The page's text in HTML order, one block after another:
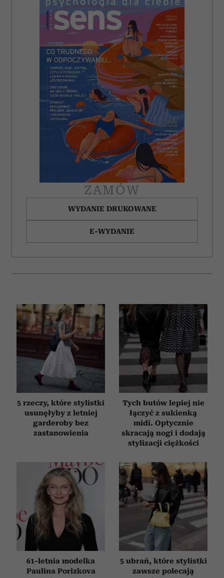
ZAMÓW
WYDANIE DRUKOWANE
E-WYDANIE
5 rzeczy, które stylistki
usunęłyby z letniej
garderoby bez
zastanowienia
Tych butów lepiej nie
łączyć z sukienką
midi. Optycznie
skracają nogi i dodają
stylizacji ciężkości
61-letnia modelka
Paulina Porizkova
5 ubrań, które stylistki
zawsze polecają